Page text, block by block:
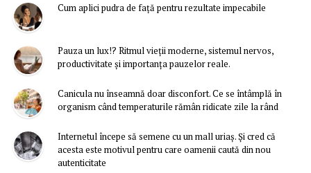
Cum aplici pudra de față pentru rezultate impecabile
Pauza un lux!? Ritmul vieții moderne, sistemul nervos,
productivitate și importanța pauzelor reale.
Canicula nu înseamnă doar disconfort. Ce se întâmplă în
organism când temperaturile rămân ridicate zile la rând
Internetul începe să semene cu un mall uriaș. Și cred că
acesta este motivul pentru care oamenii caută din nou
autenticitate